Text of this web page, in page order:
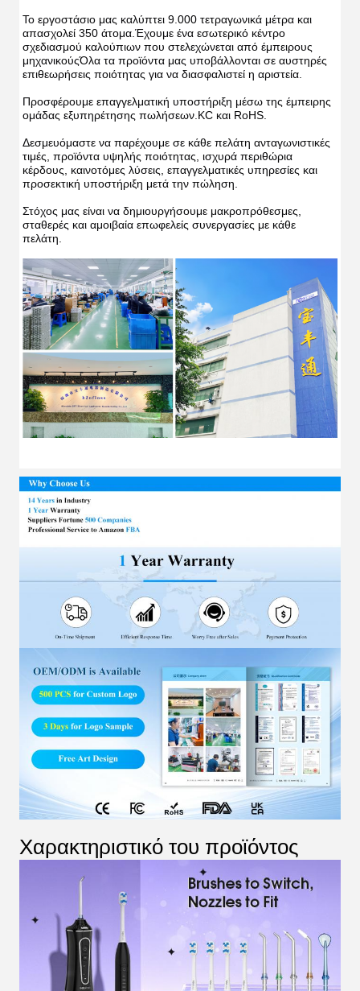
Το εργοστάσιο μας καλύπτει 9.000 τετραγωνικά μέτρα και
απασχολεί 350 άτομα.Έχουμε ένα εσωτερικό κέντρο
σχεδιασμού καλούπιων που στελεχώνεται από έμπειρους
μηχανικούςΌλα τα προϊόντα μας υποβάλλονται σε αυστηρές
επιθεωρήσεις ποιότητας για να διασφαλιστεί η αριστεία.
Προσφέρουμε επαγγελματική υποστήριξη μέσω της έμπειρης
ομάδας εξυπηρέτησης πωλήσεων.KC και RoHS.
Δεσμευόμαστε να παρέχουμε σε κάθε πελάτη ανταγωνιστικές
τιμές, προϊόντα υψηλής ποιότητας, ισχυρά περιθώρια
κέρδους, καινοτόμες λύσεις, επαγγελματικές υπηρεσίες και
προσεκτική υποστήριξη μετά την πώληση.
Στόχος μας είναι να δημιουργήσουμε μακροπρόθεσμες,
σταθερές και αμοιβαία επωφελείς συνεργασίες με κάθε
πελάτη.
Χαρακτηριστικό του προϊόντος